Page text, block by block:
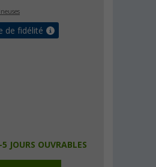
de fidélité
JOURS OUVRABLES